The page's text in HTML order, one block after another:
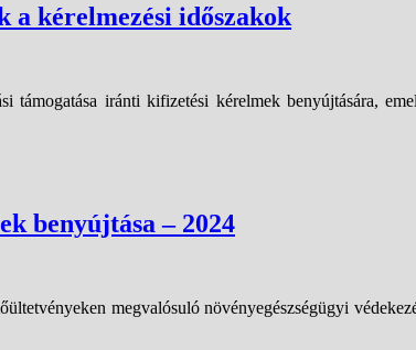
a kérelmezési időszakok
támogatása iránti kifizetési kérelmek benyújtására,
benyújtása – 2024
megvalósuló növényegészségügyi